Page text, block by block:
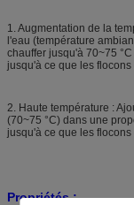
1. Augmentation de la
l'eau (température
chauffer jusqu'à 70~75
jusqu'à ce que les
2. Haute température :
(70~75 °C) dans une
jusqu'à ce que les
Propriétés :